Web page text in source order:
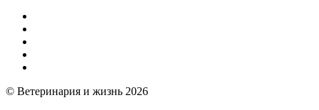
© Ветеринария и жизнь 2026